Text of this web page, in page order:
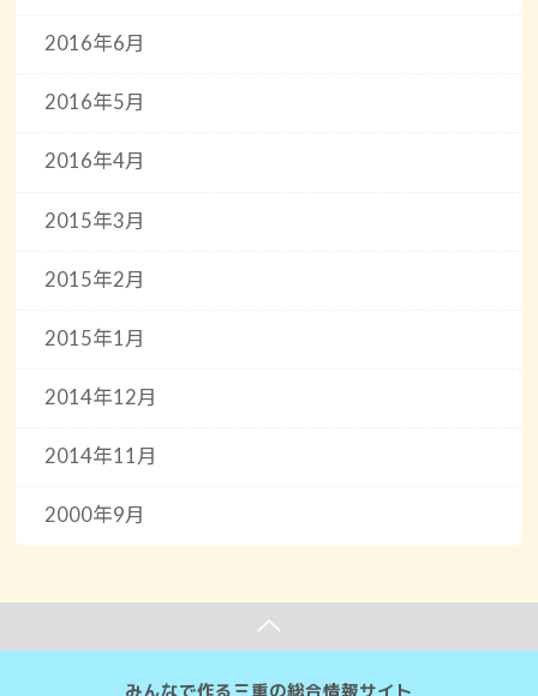
2016年6月
2016年5月
2016年4月
2015年3月
2015年2月
2015年1月
2014年12月
2014年11月
2000年9月
みんなで作る三重の総合情報サイト